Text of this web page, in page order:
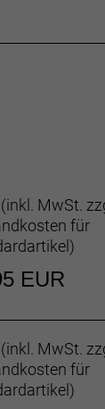
MwSt.
für
)
EUR
MwSt.
für
)